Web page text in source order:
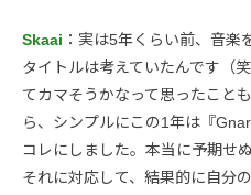
Skaai ：実は5年くらい前、音楽
タイトルは考えていたんです（
てカマそうかなって思ったこと
ら、シンプルにこの1年は『
コレにしました。本当に予期せ
それに対応して、結果的に自分